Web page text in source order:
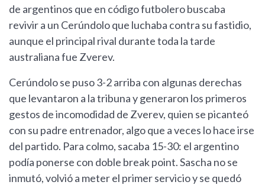
de argentinos que en código futbolero buscaba
revivir a un Cerúndolo que luchaba contra su fastidio,
aunque el principal rival durante toda la tarde
australiana fue Zverev.
Cerúndolo se puso 3-2 arriba con algunas derechas
que levantaron a la tribuna y generaron los primeros
gestos de incomodidad de Zverev, quien se picanteó
con su padre entrenador, algo que a veces lo hace irse
del partido. Para colmo, sacaba 15-30: el argentino
podía ponerse con doble break point. Sascha no se
inmutó, volvió a meter el primer servicio y se quedó